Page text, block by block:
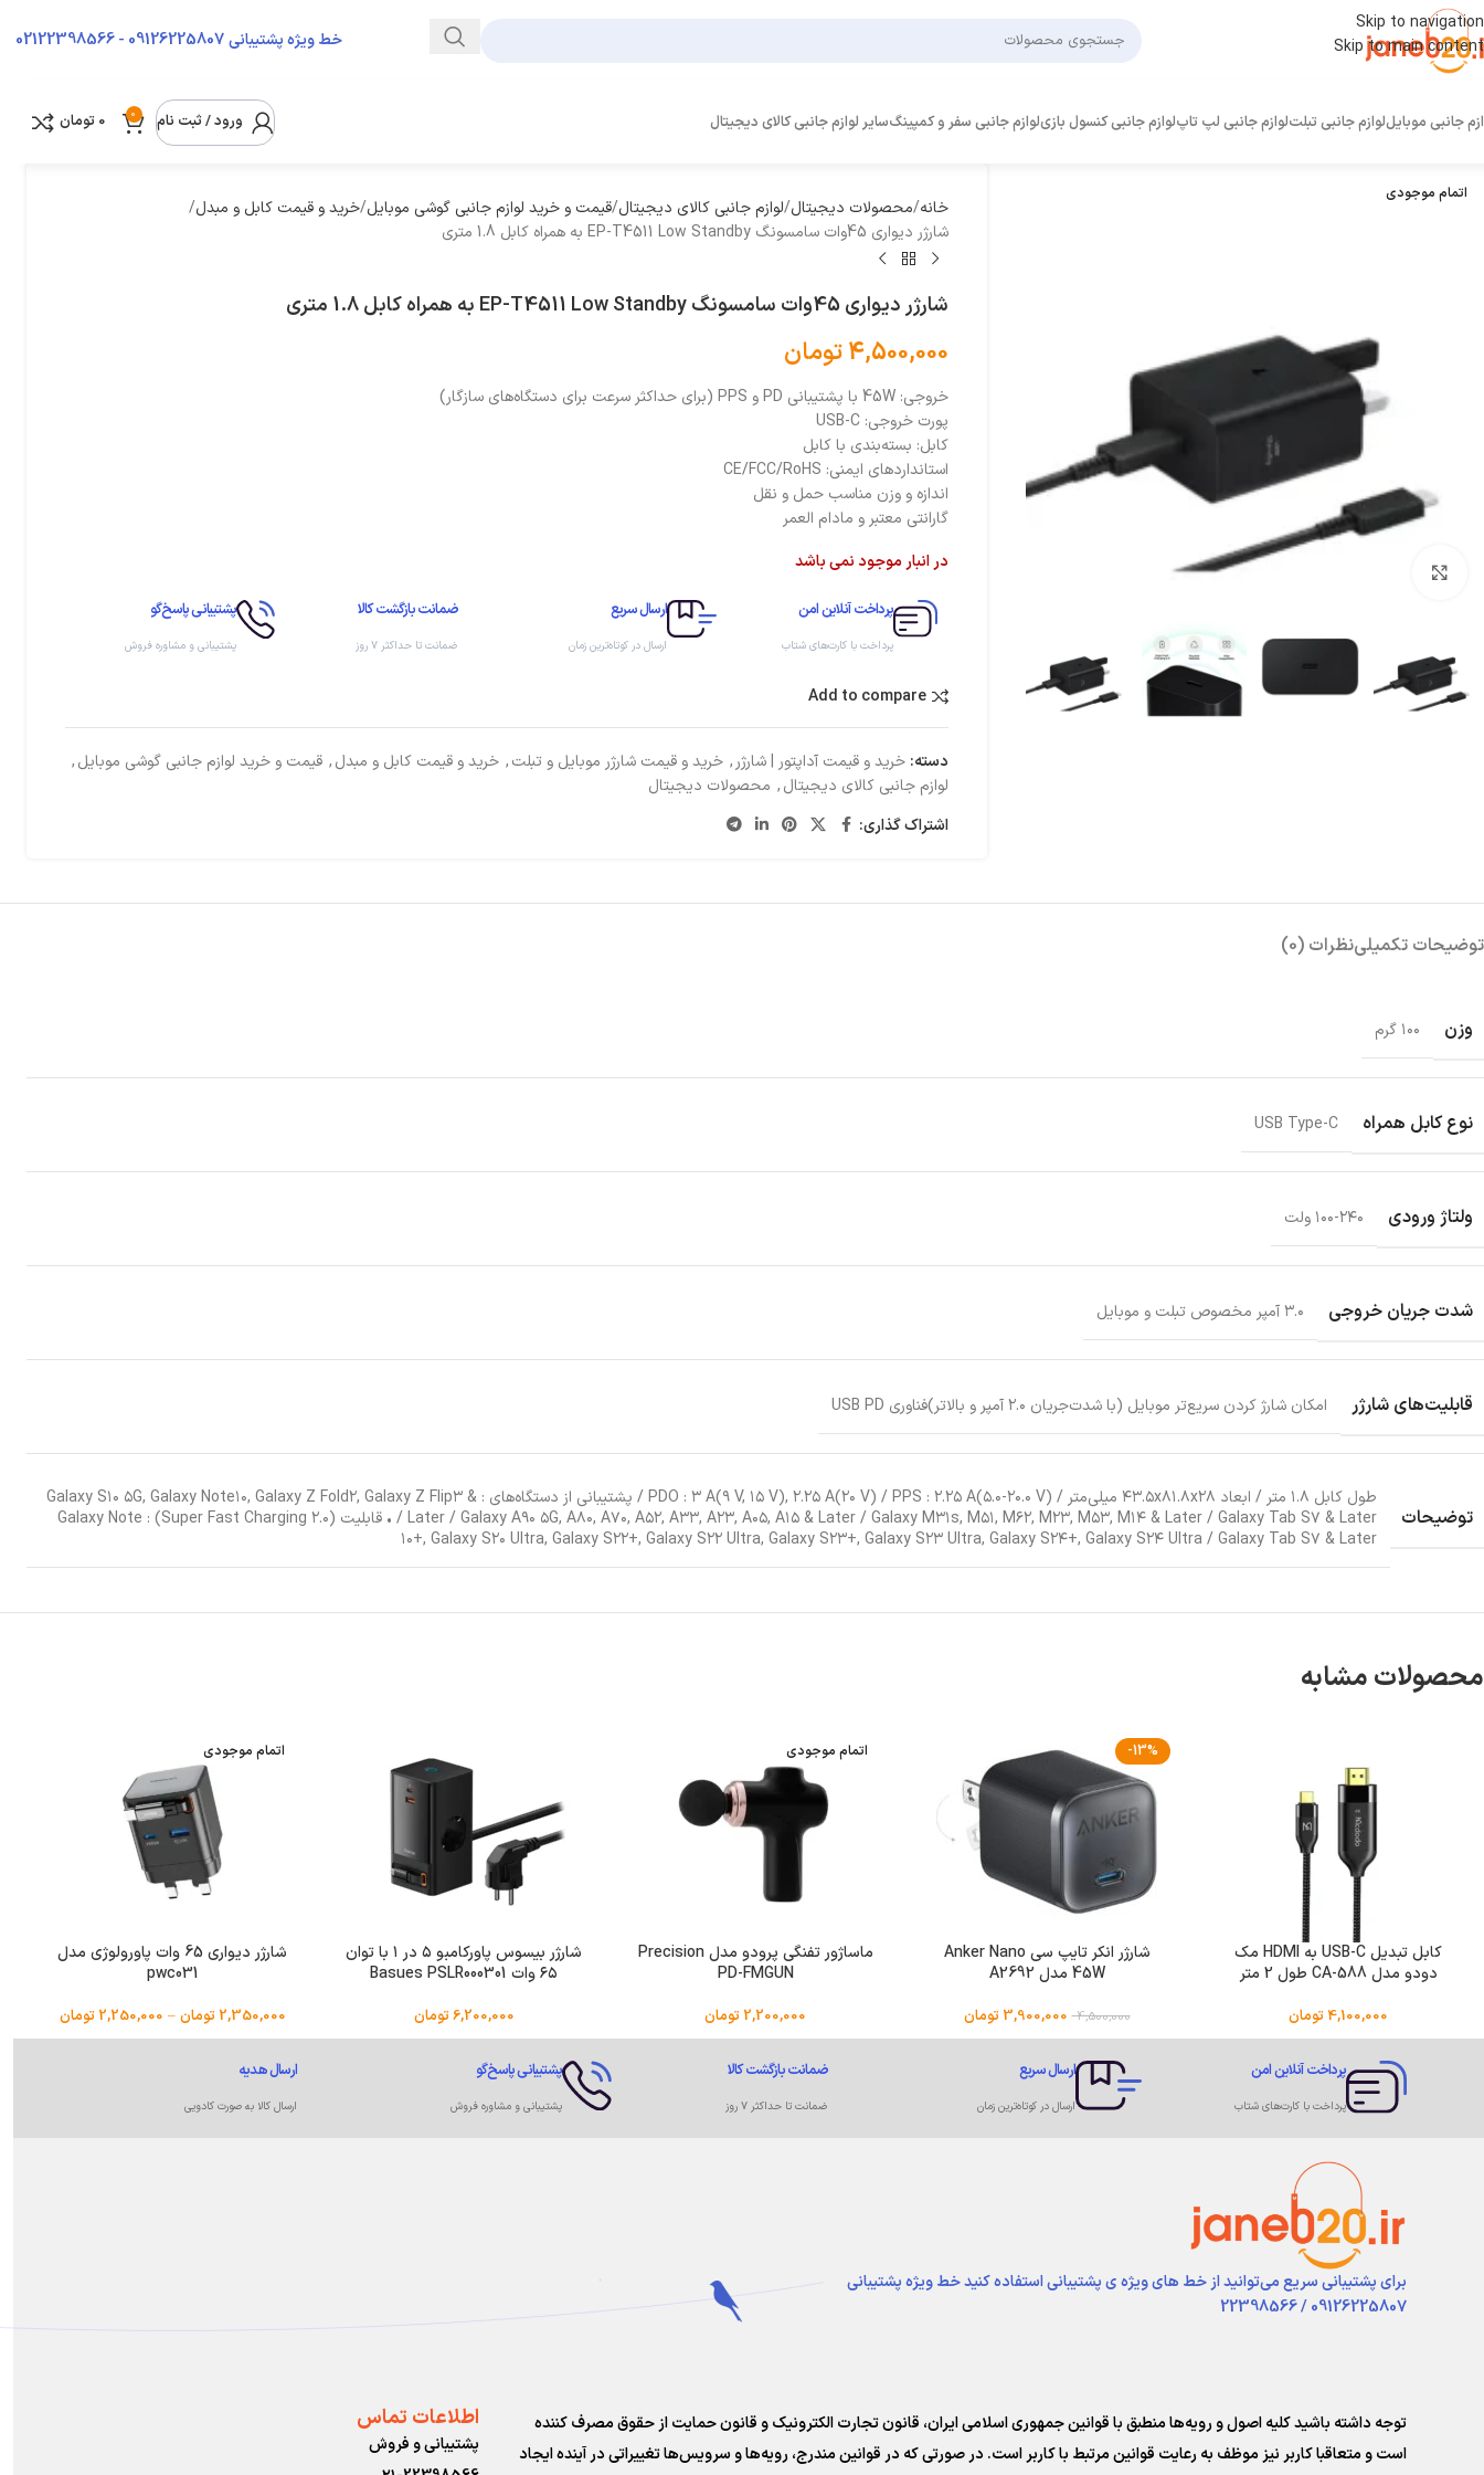
Skip to navigation
Skip to main content
خط ویژه پشتیبانی09126225807 - 02122398566
جانبی موبایللوازم جانبی تبلتلوازم جانبی لپ تاپلوازم جانبی کنسول بازیلوازم جانبی سفر و کمپینگسایر لوازم جانبی کالای دیجیتال ورود / ثبت نام 0
0 تومان
اتمام موجودی
خانه محصولات دیجیتال لوازم جانبی کالای دیجیتال قیمت و خرید لوازم جانبی گوشی موبایل خرید و قیمت کابل و مبدل
شارژر دیواری 45وات سامسونگ EP-T4511 Low Standby به همراه کابل 1.8 متری
شارژر دیواری 45وات سامسونگ EP-T4511 Low Standby به همراه کابل 1.8 متری
4,500,000تومان
خروجی: 45W با پشتیبانی PD و PPS (برای حداکثر سرعت برای دستگاه‌های سازگار)
پورت خروجی: USB-C
کابل: بسته‌بندی با کابل
استانداردهای ایمنی: CE/FCC/RoHS
اندازه و وزن مناسب حمل و نقل
گارانتی معتبر و مادام العمر
در انبار موجود نمی باشد
پرداخت آنلاین امن
پرداخت با کارت‌های شتاب
ارسال سریع
ارسال در کوتاه‌ترین زمان
ضمانت بازگشت کالا
ضمانت تا حداکثر ۷ روز
پشتیبانی پاسخ‌گو
پشتیبانی و مشاوره فروش
Add to compare
دسته: خرید و قیمت آداپتور | شارژر , خرید و قیمت شارژر موبایل و تبلت, خرید و قیمت کابل و مبدل, قیمت و خرید لوازم جانبی گوشی موبایل,
لوازم جانبی کالای دیجیتال, محصولات دیجیتال
اشتراک گذاری:
توضیحات تکمیلینظرات (0)
وزن ۱۰۰ گرم
نوع کابل همراه USB Type-C
ولتاژ ورودی ۱۰۰-۲۴۰ ولت
شدت جریان خروجی ۳.۰ آمپر مخصوص تبلت و موبایل
قابلیت‌های شارژر امکان شارژ کردن سریع‌تر موبایل (با شدت‌جریان ۲.۰ آمپر و بالاتر) فناوری USB PD
توضیحات
طول کابل ۱.۸ متر / ابعاد ۴۳.۵x۸۱.۸x۲۸ میلی‌متر / PDO : ۳ A(۹ V, ۱۵ V), ۲.۲۵ A(۲۰ V) / PPS : ۲.۲۵ A(۵.۰-۲۰.۰ V) / پشتیبانی از دستگاه‌های : Galaxy S۱۰ ۵G, Galaxy Note۱۰, Galaxy Z Fold۲, Galaxy Z Flip۳ &
Later / Galaxy A۹۰ ۵G, A۸۰, A۷۰, A۵۲, A۳۳, A۲۳, A۰۵, A۱۵ & Later / Galaxy M۳۱s, M۵۱, M۶۲, M۲۳, M۵۳, M۱۴ & Later / Galaxy Tab S۷ & Later / • قابلیت (Super Fast Charging ۲.۰) : Galaxy Note
۱۰+, Galaxy S۲۰ Ultra, Galaxy S۲۲+, Galaxy S۲۲ Ultra, Galaxy S۲۳+, Galaxy S۲۳ Ultra, Galaxy S۲۴+, Galaxy S۲۴ Ultra / Galaxy Tab S۷ & Later
محصولات مشابه
کابل تبدیل USB-C به HDMI مک
دودو مدل CA-588 طول 2 متر
4,100,000 تومان
-13%
شارژر انکر تایپ سی Anker Nano
45W مدل A2692
4,500,000
3,900,000 تومان
اتمام موجودی
ماساژور تفنگی پرودو مدل Precision
PD-FMGUN
2,200,000 تومان
شارژر بیسوس پاورکامبو ۵ در ۱ با توان
۶۵ وات Basues PSLR000301
6,200,000تومان
اتمام موجودی
شارژر دیواری 65 وات پاورولوژی مدل
pwc031
2,350,000 تومان –
2,250,000 تومان
پرداخت آنلاین امن
پرداخت با کارت‌های شتاب
ارسال سریع
ارسال در کوتاه‌ترین زمان
ضمانت بازگشت کالا
ضمانت تا حداکثر ۷ روز
پشتیبانی پاسخ‌گو
پشتیبانی و مشاوره فروش
ارسال هدیه
ارسال کالا به صورت کادویی
برای پشتیبانی سریع می‌توانید از خط های ویژه ی پشتیبانی استفاده کنیدخط ویژه پشتیبانی
09126225807 / 22398566
توجه داشته باشید کلیه اصول و رویه‏‌ها منطبق با قوانین جمهوری اسلامی ایران، قانون تجارت الکترونیک و قانون حمایت از حقوق مصرف کننده
است و متعاقبا کاربر نیز موظف به رعایت قوانین مرتبط با کاربر است. در صورتی که در قوانین مندرج، رویه‏‌ها و سرویس‏‌ها تغییراتی در آینده ایجاد
اطلاعات تماس
پشتیبانی و فروش